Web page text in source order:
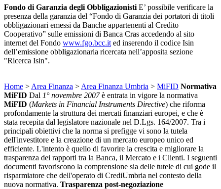
Fondo di Garanzia degli Obbligazionisti E’ possibile verificare la
presenza della garanzia del “Fondo di Garanzia dei portatori di titoli
obbligazionari emessi da Banche appartenenti al Credito
Cooperativo” sulle emissioni di Banca Cras accedendo al sito
internet del Fondo www.fgo.bcc.it ed inserendo il codice Isin
dell’emissione obbligazionaria ricercata nell’apposita sezione
"Ricerca Isin".
Home > Area Finanza > Area Finanza Umbria > MiFID Normativa
MiFID Dal 1° novembre 2007è entrata in vigore la normativa
MiFID (Markets in Financial Instruments Directive) che riforma
profondamente la struttura dei mercati finanziari europei, e che è
stata recepita dal legislatore nazionale nel D.Lgs. 164/2007. Tra i
principali obiettivi che la norma si prefigge vi sono la tutela
dell'investitore e la creazione di un mercato europeo unico ed
efficiente. L'intento è quello di favorire la crescita e migliorare la
trasparenza dei rapporti tra la Banca, il Mercato e i Clienti. I seguenti
documenti favoriscono la comprensione sia delle tutele di cui gode il
risparmiatore che dell'operato di CrediUmbria nel contesto della
nuova normativa. Trasparenza post-negoziazione